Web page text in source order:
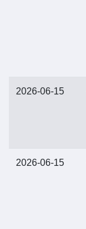
2026-06-15
2026-06-15